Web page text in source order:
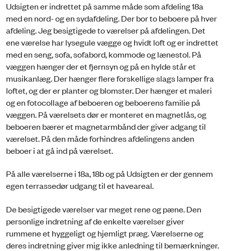
Udsigten er indrettet på samme måde som afdeling 18a
med en nord- og en sydafdeling. Der bor to beboere på hver
afdeling. Jeg besigtigede to værelser på afdelingen. Det
ene værelse har lysegule vægge og hvidt loft og er indrettet
med en seng, sofa, sofabord, kommode og lænestol. På
væggen hænger der et fjernsyn og på en hylde står et
musikanlæg. Der hænger flere forskellige slags lamper fra
loftet, og der er planter og blomster. Der hænger et maleri
og en fotocollage af beboeren og beboerens familie på
væggen. På værelsets dør er monteret en magnetlås, og
beboeren bærer et magnetarmbånd der giver adgang til
værelset. På den måde forhindres afdelingens anden
beboer i at gå ind på værelset.
På alle værelserne i 18a, 18b og på Udsigten er der gennem
egen terrassedør udgang til et haveareal.
De besigtigede værelser var meget rene og pæne. Den
personlige indretning af de enkelte værelser giver
rummene et hyggeligt og hjemligt præg. Værelserne og
deres indretning giver mig ikke anledning til bemærkninger.